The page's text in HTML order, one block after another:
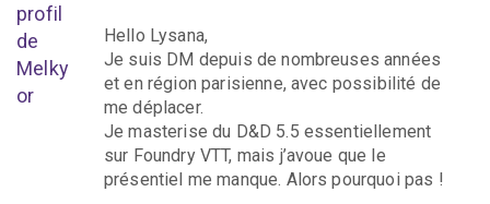
Hello Lysana,
Je suis DM depuis de nombreuses années
et en région parisienne, avec possibilité de
me déplacer.
Je masterise du D&D 5.5 essentiellement
sur Foundry VTT, mais j’avoue que le
présentiel me manque. Alors pourquoi pas !